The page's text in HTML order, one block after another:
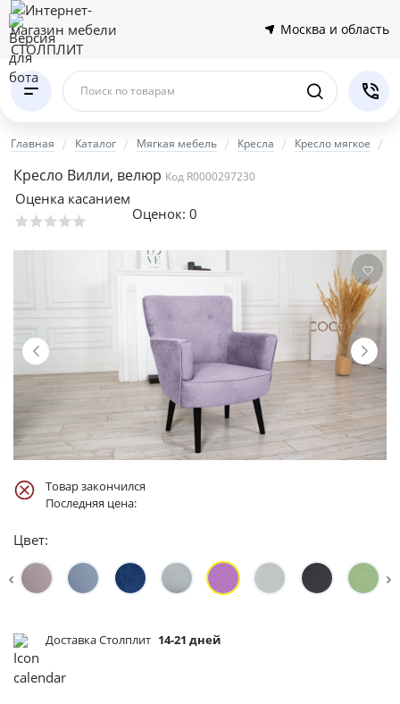
Москва и область
Поиск по товарам
Главная Каталог Мягкая мебель Кресла Кресло мягкое
Кресло Вилли, велюр Код R0000297230
Оценка касанием
Оценок: 0
Товар закончился
Последняя цена:
Цвет:
Доставка Столплит 14-21 дней